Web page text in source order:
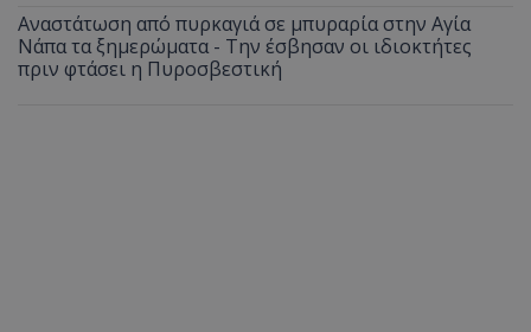
Αναστάτωση από πυρκαγιά σε μπυραρία στην Αγία
Νάπα τα ξημερώματα - Την έσβησαν οι ιδιοκτήτες
πριν φτάσει η Πυροσβεστική